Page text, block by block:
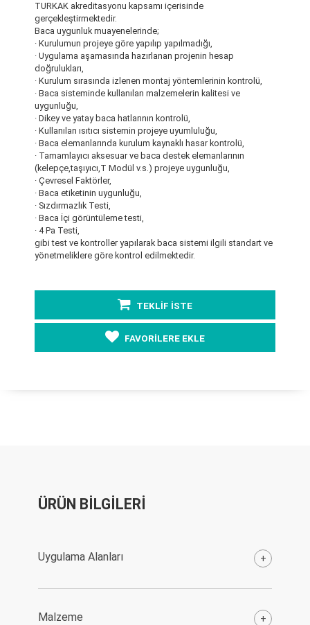
TURKAK akreditasyonu kapsamı içerisinde
gerçekleştirmektedir.
Baca uygunluk muayenelerinde;
· Kurulumun projeye göre yapılıp yapılmadığı,
· Uygulama aşamasında hazırlanan projenin hesap
doğrulukları,
· Kurulum sırasında izlenen montaj yöntemlerinin kontrolü,
· Baca sisteminde kullanılan malzemelerin kalitesi ve
uygunluğu,
· Dikey ve yatay baca hatlarının kontrolü,
· Kullanılan ısıtıcı sistemin projeye uyumluluğu,
· Baca elemanlarında kurulum kaynaklı hasar kontrolü,
· Tamamlayıcı aksesuar ve baca destek elemanlarının
(kelepçe,taşıyıcı,T Modül v.s.) projeye uygunluğu,
· Çevresel Faktörler,
· Baca etiketinin uygunluğu,
· Sızdırmazlık Testi,
· Baca İçi görüntüleme testi,
· 4 Pa Testi,
gibi test ve kontroller yapılarak baca sistemi ilgili standart ve
yönetmeliklere göre kontrol edilmektedir.
TEKLİF İSTE
FAVORİLERE EKLE
ÜRÜN BİLGİLERİ
Uygulama Alanları +
Malzeme +